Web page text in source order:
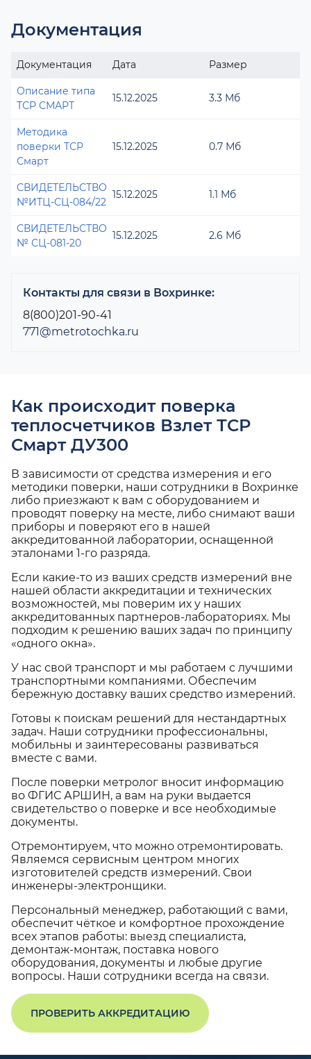
Документация
Документация Дата Размер
Описание типа
ТСР СМАРТ
15.12.2025 3.3 Мб
Методика
поверки ТСР
Смарт
15.12.2025 0.7 Мб
СВИДЕТЕЛЬСТВО
№ИТЦ-СЦ-084/22
15.12.2025 1.1 Мб
СВИДЕТЕЛЬСТВО
№ СЦ-081-20
15.12.2025 2.6 Мб
Контакты для связи в Вохринке:
8(800)201-90-41
771@metrotochka.ru
Как происходит поверка
теплосчетчиков Взлет ТСР
Смарт ДУ300
В зависимости от средства измерения и его
методики поверки, наши сотрудники в Вохринке
либо приезжают к вам с оборудованием и
проводят поверку на месте, либо снимают ваши
приборы и поверяют его в нашей
аккредитованной лаборатории, оснащенной
эталонами 1-го разряда.
Если какие-то из ваших средств измерений вне
нашей области аккредитации и технических
возможностей, мы поверим их у наших
аккредитованных партнеров-лабораториях. Мы
подходим к решению ваших задач по принципу
«одного окна».
У нас свой транспорт и мы работаем с лучшими
транспортными компаниями. Обеспечим
бережную доставку ваших средство измерений.
Готовы к поискам решений для нестандартных
задач. Наши сотрудники профессиональны,
мобильны и заинтересованы развиваться
вместе с вами.
После поверки метролог вносит информацию
во ФГИС АРШИН, а вам на руки выдается
свидетельство о поверке и все необходимые
документы.
Отремонтируем, что можно отремонтировать.
Являемся сервисным центром многих
изготовителей средств измерений. Свои
инженеры-электронщики.
Персональный менеджер, работающий с вами,
обеспечит чёткое и комфортное прохождение
всех этапов работы: выезд специалиста,
демонтаж-монтаж, поставка нового
оборудования, документы и любые другие
вопросы. Наши сотрудники всегда на связи.
ПРОВЕРИТЬ АККРЕДИТАЦИЮ